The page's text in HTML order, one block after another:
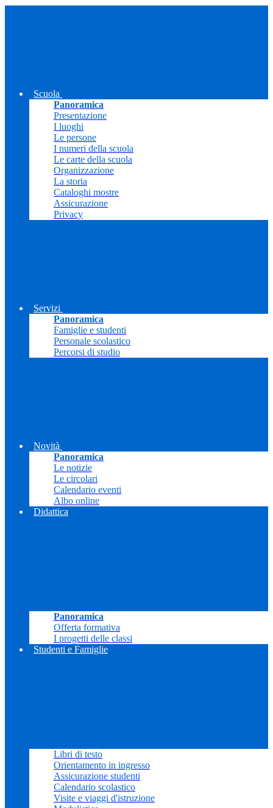
Scuola
Panoramica
Presentazione
I luoghi
Le persone
I numeri della scuola
Le carte della scuola
Organizzazione
La storia
Cataloghi mostre
Assicurazione
Privacy
Servizi
Panoramica
Famiglie e studenti
Personale scolastico
Percorsi di studio
Novità
Panoramica
Le notizie
Le circolari
Calendario eventi
Albo online
Didattica
Panoramica
Offerta formativa
I progetti delle classi
Studenti e Famiglie
Libri di testo
Orientamento in ingresso
Assicurazione studenti
Calendario scolastico
Visite e viaggi d'istruzione